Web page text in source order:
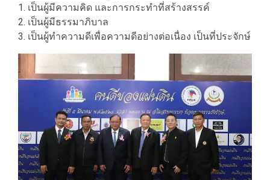
1. เป็นผู้มีความคิด และการกระทำที่สร้างสรรค์
2. เป็นผู้มีธรรมาภิบาล
3. เป็นผู้ทำความดีเพื่อความดีอย่างต่อเนื่อง เป็นที่ประจักษ์